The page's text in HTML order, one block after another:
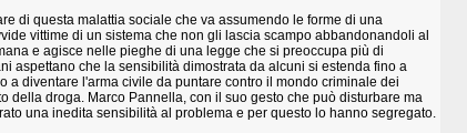
di questa malattia sociale che va assumendo le forme di una
vittime di un sistema che non gli lascia scampo abbandonandoli al
e agisce nelle pieghe di una legge che si preoccupa più di
aspettano che la sensibilità dimostrata da alcuni si estenda fino a
a diventare l'arma civile da puntare contro il mondo criminale dei
della droga. Marco Pannella, con il suo gesto che può disturbare ma
una inedita sensibilità al problema e per questo lo hanno segregato.